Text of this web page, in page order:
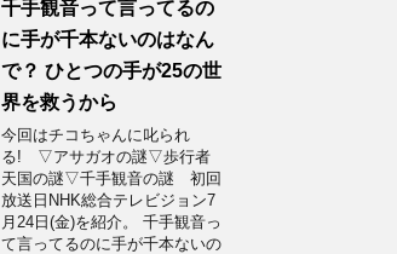
千手観音って言ってるの
に手が千本ないのはなん
で？ ひとつの手が25の世
界を救うから
今回はチコちゃんに叱られ
る! ▽アサガオの謎▽歩行者
天国の謎▽千手観音の謎 初回
放送日NHK総合テレビジョン7
月24日(金)を紹介。 千手観音っ
て言ってるのに手が千本ないの